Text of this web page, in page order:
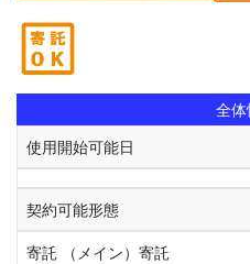
全体
使用開始可能日
契約可能形態
寄託 （メイン）寄託